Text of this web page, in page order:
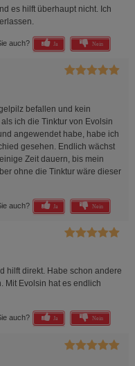
es hilft überhaupt nicht. Ich
auch? Ja Nein
befallen und kein
ich die Tinktur von Evolsin
angewendet habe, habe ich
gesehen. Endlich wächst
Zeit dauern, bis mein
ohne die Tinktur wäre dieser
auch? Ja Nein
hilft direkt. Habe schon andere
Mit Evolsin hat es endlich
auch? Ja Nein